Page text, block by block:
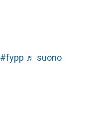
#fypp ♬ suono